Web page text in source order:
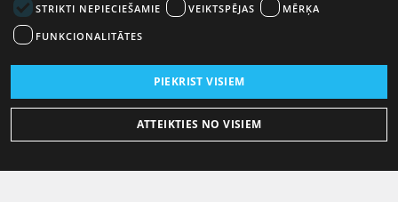
STRIKTI NEPIECIEŠAMIE VEIKTSPĒJAS MĒRĶA
FUNKCIONALITĀTES
PIEKRIST VISIEM
ATTEIKTIES NO VISIEM